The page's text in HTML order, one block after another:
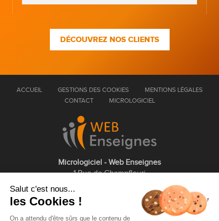
DÉCOUVREZ NOS CLIENTS
ACCUEIL GESTIONS DES COOKIES
MENTIONS LÉGALES
CONTACT
MICROLOGICIEL
Micrologiciel - Web Enseignes
1 Rue de Champfleuri
01 75 43 63 60
Salut c'est nous...
les Cookies !
On a attendu d'être sûrs que le contenu de